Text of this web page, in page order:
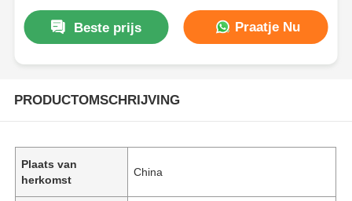
Beste prijs Praatje Nu
PRODUCTOMSCHRIJVING
Plaats van
herkomst
China